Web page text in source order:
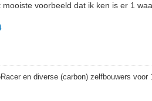
voorbeeld dat ik ken is er 1
en diverse (carbon) zelfbouwers voor